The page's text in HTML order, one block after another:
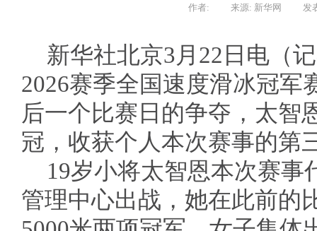
作者: 来源: 新华网 发
新华社北京3月22日电（
2026赛季全国速度滑冰冠军
后一个比赛日的争夺，太智
冠，收获个人本次赛事的第
19岁小将太智恩本次赛
管理中心出战，她在此前的